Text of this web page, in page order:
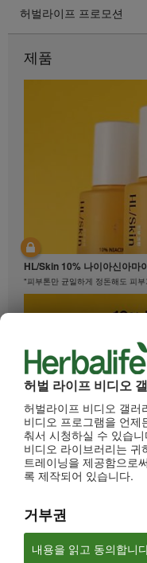
허벌 라이프 비디오
허벌라이프 비디오 갤러
비디오 프로그램을 언
춰서 시청하실 수 있습
비디오 라이브러리는
트레이닝을 제공함으로
록 제작되어 있습니다.
거부권
내용을 읽고 동의합니
허벌라이프 프로모션
제품
HL/Skin 10% 나이아신아마
"피부톤만 균일하게 정돈해도 피
HL/Skin 10% 나이아신아마